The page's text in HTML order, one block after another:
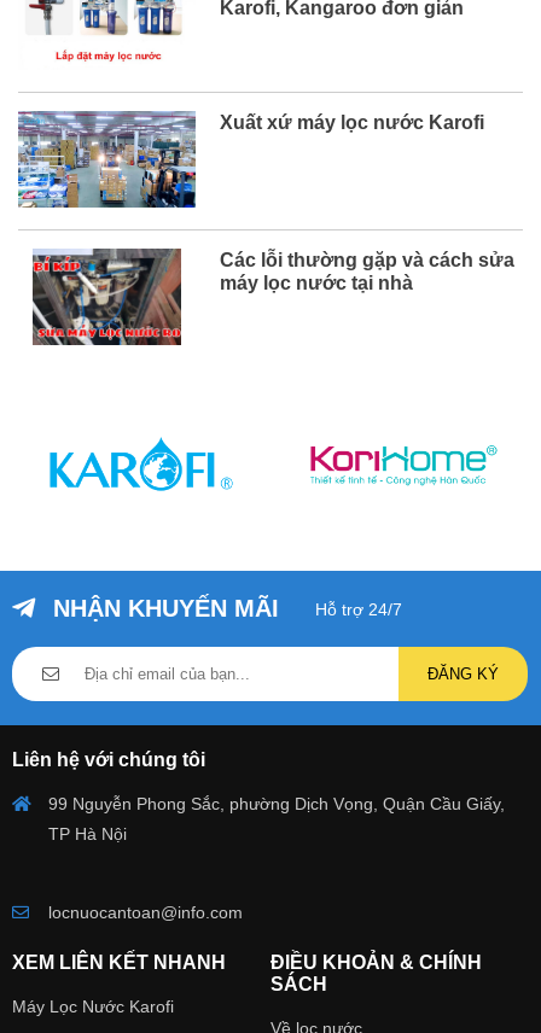
Kangaroo ...
Karofi, Kangaroo đơn giản
Xuất xứ máy lọc nước Karofi
Các lỗi thường gặp và cách sửa
máy lọc nước tại nhà
NHẬN KHUYẾN MÃI Hỗ trợ 24/7
ĐĂNG KÝ
Liên hệ với chúng tôi
99 Nguyễn Phong Sắc, phường Dịch Vọng, Quận Cầu Giấy,
TP Hà Nội
locnuocantoan@info.com
XEM LIÊN KẾT NHANH
Máy Lọc Nước Karofi
ĐIỀU KHOẢN & CHÍNH
SÁCH
Về lọc nước